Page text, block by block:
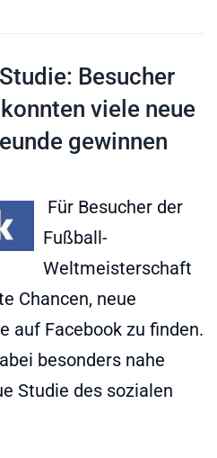
Besucher
viele neue
gewinnen
Für Besucher der
Fußball-
Weltmeisterschaft
Chancen, neue
auf Facebook zu finden.
besonders nahe
Studie des sozialen